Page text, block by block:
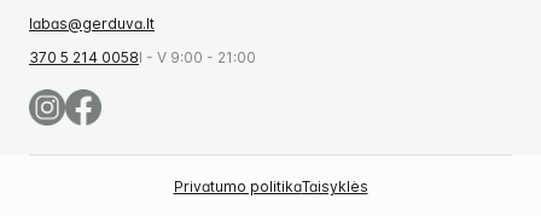
labas@gerduva.lt
370 5 214 0058I - V 9:00 - 21:00
Privatumo politikaTaisyklės